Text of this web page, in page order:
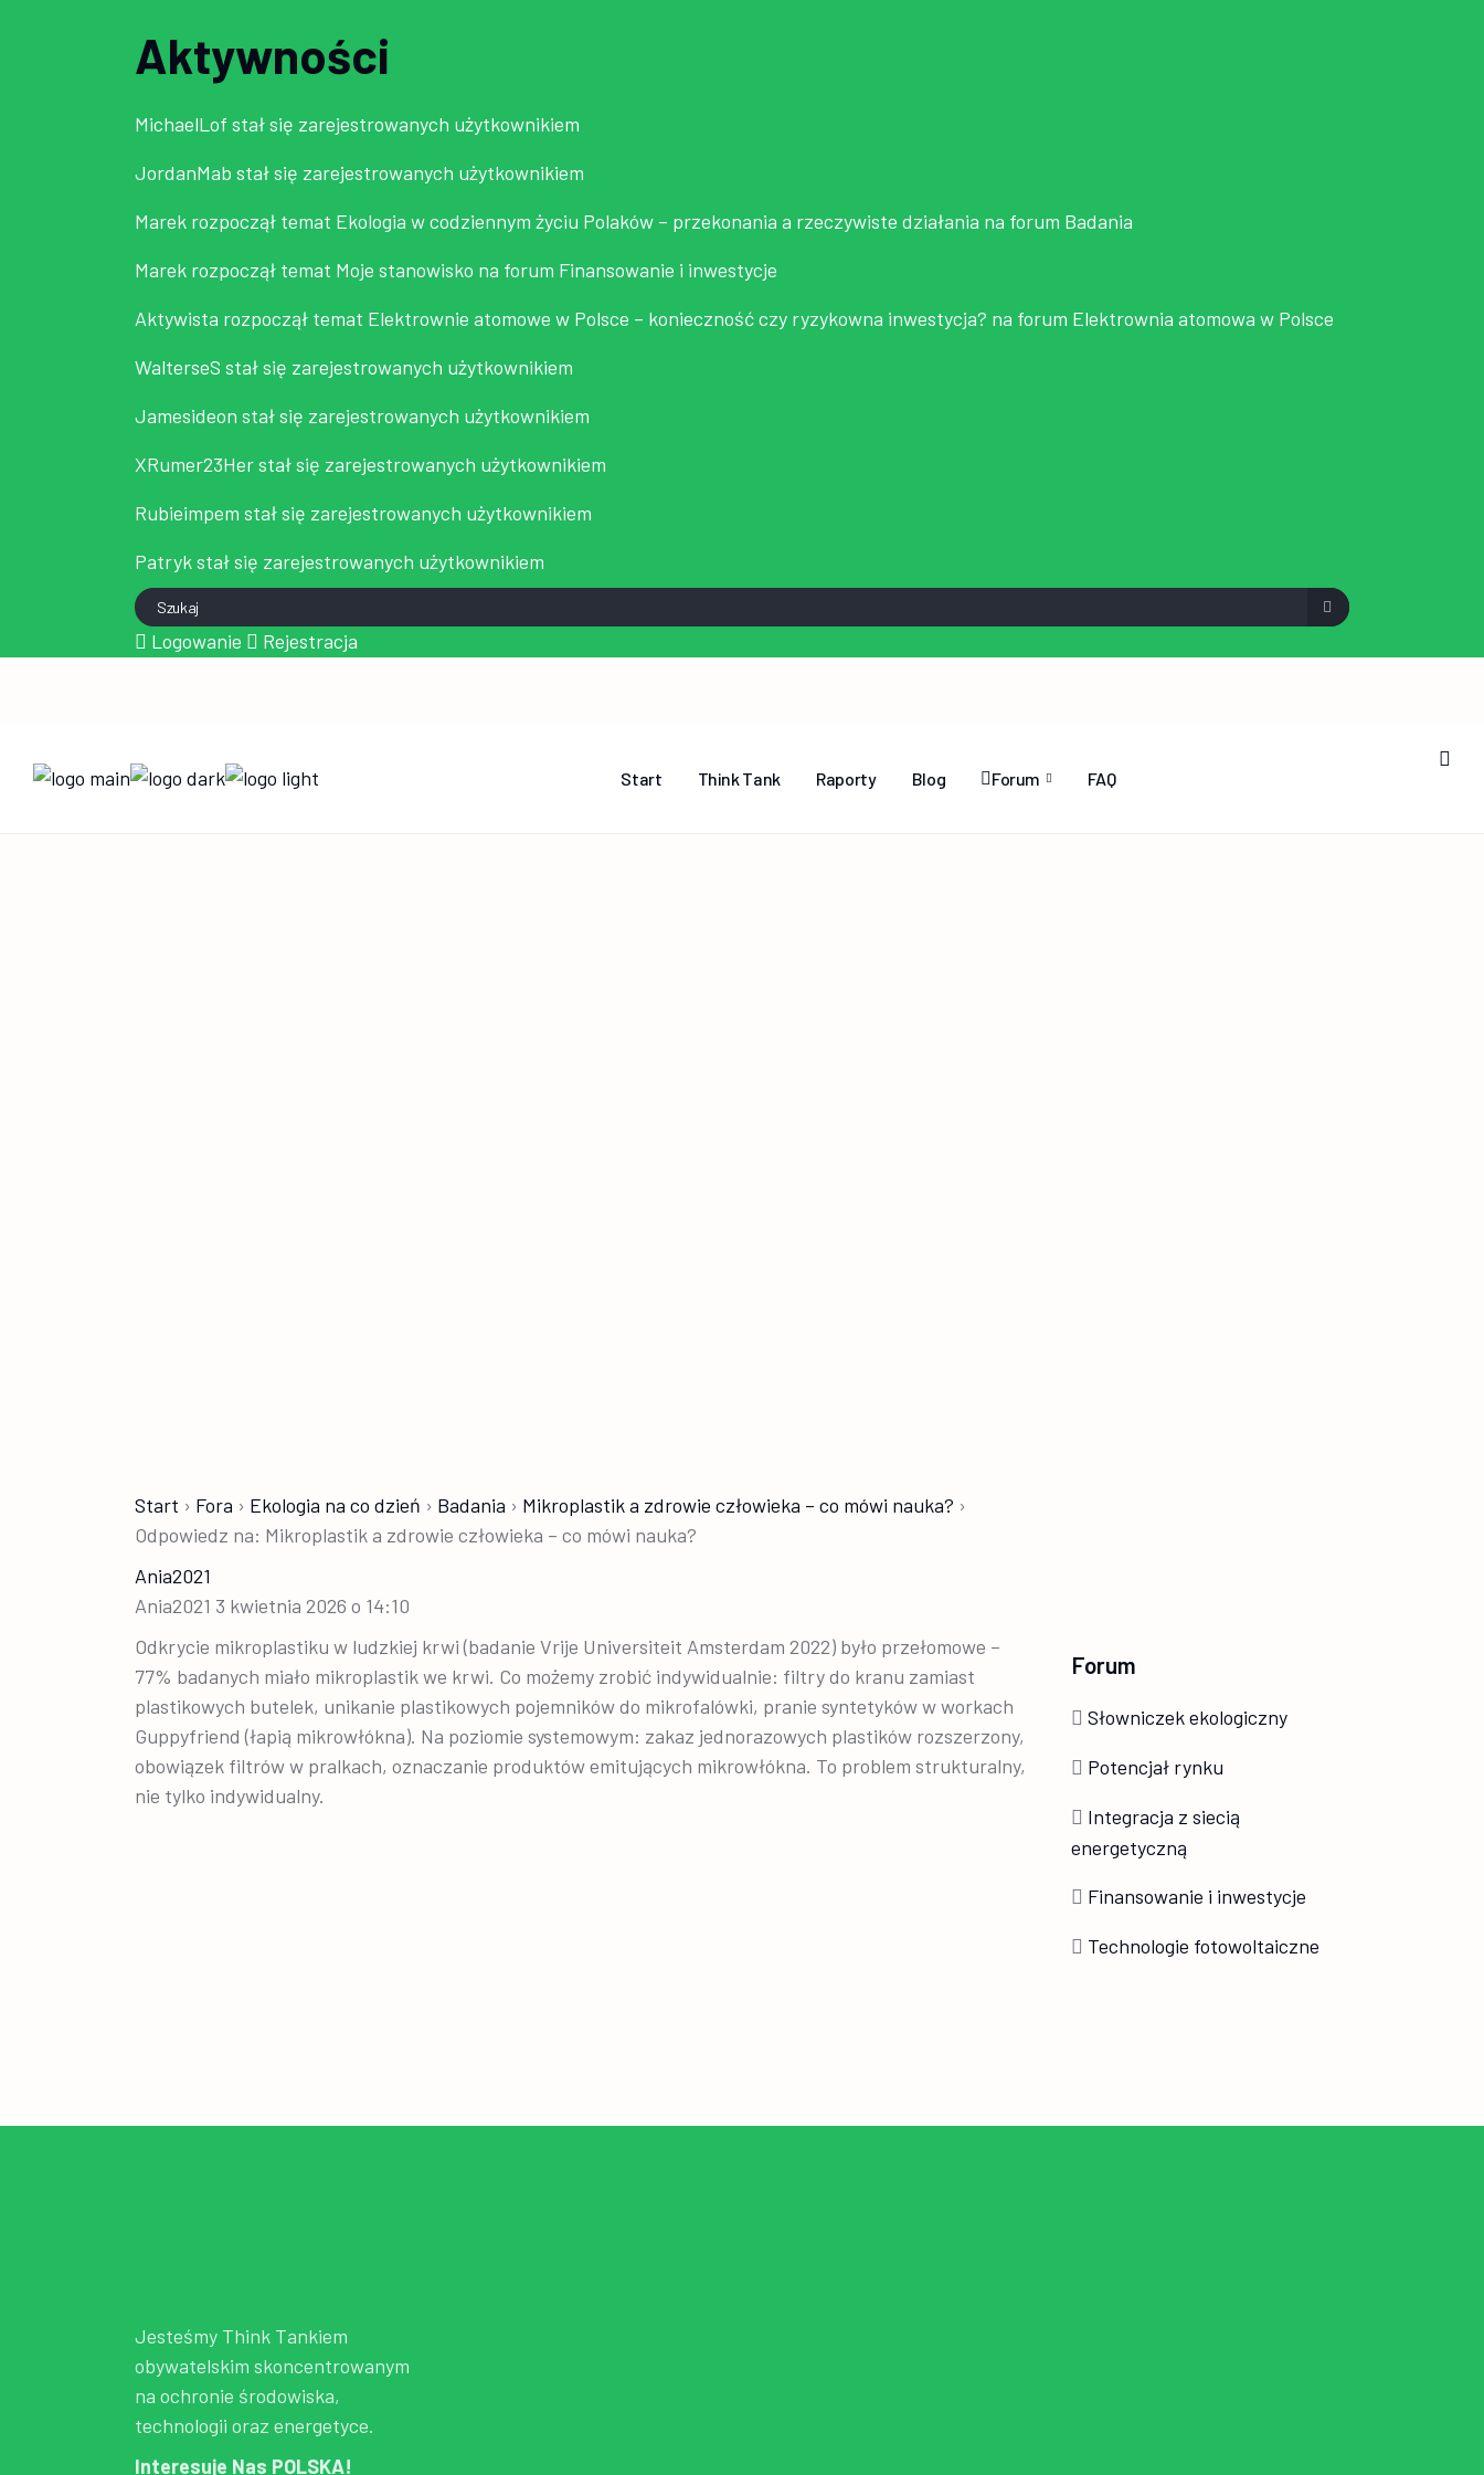
Aktywności
MichaelLof stał się zarejestrowanych użytkownikiem
JordanMab stał się zarejestrowanych użytkownikiem
Marek rozpoczął temat Ekologia w codziennym życiu Polaków – przekonania a rzeczywiste działania na forum Badania
Marek rozpoczął temat Moje stanowisko na forum Finansowanie i inwestycje
Aktywista rozpoczął temat Elektrownie atomowe w Polsce – konieczność czy ryzykowna inwestycja? na forum Elektrownia atomowa w Polsce
WalterseS stał się zarejestrowanych użytkownikiem
Jamesideon stał się zarejestrowanych użytkownikiem
XRumer23Herstał się zarejestrowanych użytkownikiem
Rubieimpem stał się zarejestrowanych użytkownikiem
Patrykstał się zarejestrowanych użytkownikiem
Szukaj:
Logowanie
Rejestracja
Start Think Tank Raporty Blog Forum FAQ
Start › Fora › Ekologia na co dzień › Badania › Mikroplastik a zdrowie człowieka – co mówi nauka? ›
Odpowiedz na: Mikroplastik a zdrowie człowieka – co mówi nauka?
Ania2021
Ania2021 3 kwietnia 2026 o 14:10
Odkrycie mikroplastiku w ludzkiej krwi (badanie Vrije Universiteit Amsterdam 2022) było przełomowe –
77% badanych miało mikroplastik we krwi. Co możemy zrobić indywidualnie: filtry do kranu zamiast
plastikowych butelek, unikanie plastikowych pojemników do mikrofalówki, pranie syntetyków w workach
Guppyfriend (łapią mikrowłókna). Na poziomie systemowym: zakaz jednorazowych plastików rozszerzony,
obowiązek filtrów w pralkach, oznaczanie produktów emitujących mikrowłókna. To problem strukturalny,
nie tylko indywidualny.
Forum
Słowniczek ekologiczny
Potencjał rynku
Integracja z siecią
energetyczną
Finansowanie i inwestycje
Technologie fotowoltaiczne
Jesteśmy Think Tankiem
obywatelskim skoncentrowanym
na ochronie środowiska,
technologii oraz energetyce.
Interesuje Nas POLSKA!